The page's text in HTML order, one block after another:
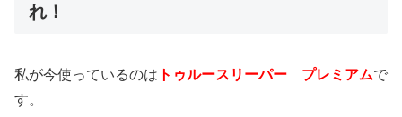
れ！
私が今使っているのは トゥルースリーパー プレミアムで
す。